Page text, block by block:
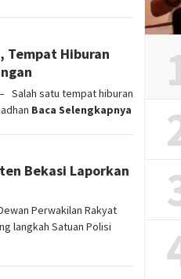
Tempat Hiburan
– Salah satu tempat hiburan
Baca Selengkapnya
Bekasi Laporkan
Dewan Perwakilan Rakyat
langkah Satuan Polisi